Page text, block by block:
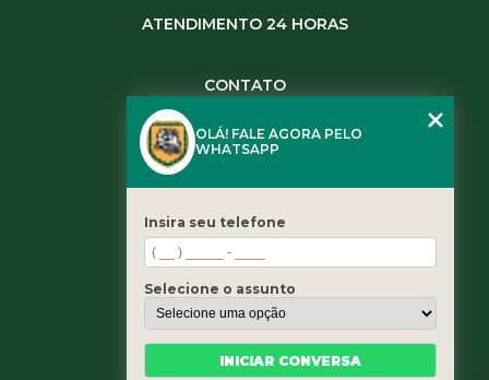
ATENDIMENTO 24 HORAS
CONTATO
(11) 3461-5871
contato@leaoservicos.com.br
Home
Quem somos
Serviços
Blog
OLÁ! FALE AGORA PELO
WHATSAPP
Insira seu telefone
Selecione o assunto
INICIAR CONVERSA